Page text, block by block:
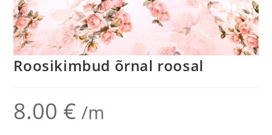
Roosikimbud õrnal roosal
8.00 € /m